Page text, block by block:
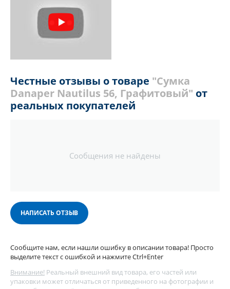
Честные отзывы о товаре "Сумка
Danaper Nautilus 56, Графитовый" от
реальных покупателей
Сообщения не найдены
НАПИСАТЬ ОТЗЫВ
Сообщите нам, если нашли ошибку в описании товара! Просто
выделите текст с ошибкой и нажмите Ctrl+Enter
Внимание! Реальный внешний вид товара, его частей или
упаковки может отличаться от приведенного на фотографии и